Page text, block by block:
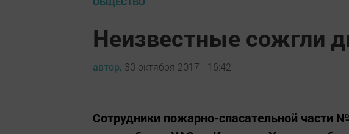
Неизвестные сожгли
автор, 30 октября 2017 - 16:42
Сотрудники пожарно-спасательной части